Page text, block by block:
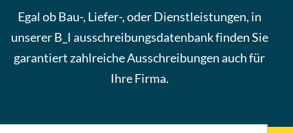
Egal ob Bau-, Liefer-, oder Dienstleistungen, in
unserer B_I ausschreibungsdatenbank finden Sie
garantiert zahlreiche Ausschreibungen auch für
Ihre Firma.